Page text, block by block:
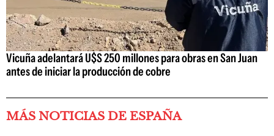
Vicuña adelantará U$S 250 millones para obras en San Juan
antes de iniciar la producción de cobre
MÁS NOTICIAS DE ESPAÑA